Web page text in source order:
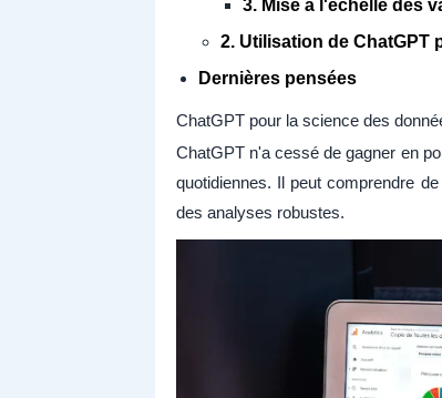
3. Mise à l'échelle des
2. Utilisation de ChatGPT
Dernières pensées
ChatGPT pour la science des
ChatGPT n'a cessé de gagner en
quotidiennes. Il peut comprendre
des analyses robustes.